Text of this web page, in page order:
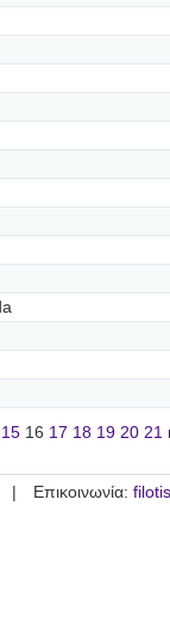
15 16 17 18 19 20 21
Επικοινωνία: